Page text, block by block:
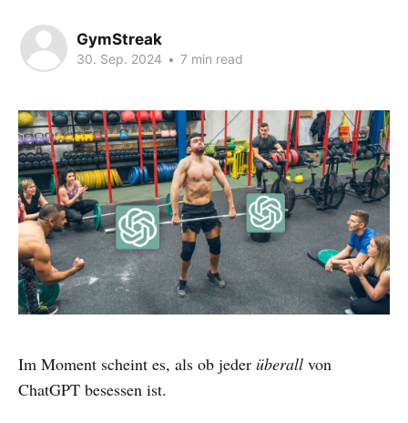
GymStreak
30. Sep. 2024 • 7 min read
Im Moment scheint es, als ob jeder überall von
ChatGPT besessen ist.